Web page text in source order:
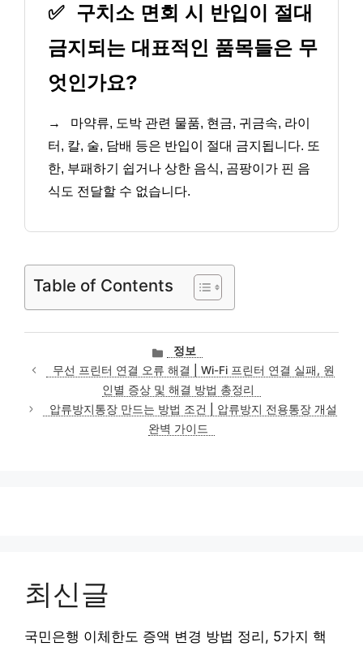
✅
구치소 면회 시 반입이 절대
금지되는 대표적인 품목들은 무
엇인가요?
→
마약류, 도박 관련 물품, 현금, 귀금속, 라이
터, 칼, 술, 담배 등은 반입이 절대 금지됩니다. 또
한, 부패하기 쉽거나 상한 음식, 곰팡이가 핀 음
식도 전달할 수 없습니다.
Table of Contents
카
테
고
리
정보
무선 프린터 연결 오류 해결 | Wi-Fi 프린터 연결 실패, 원
인별 증상 및 해결 방법 총정리
압류방지통장 만드는 방법 조건 | 압류방지 전용통장 개설
완벽 가이드
최신글
국민은행 이체한도 증액 변경 방법 정리, 5가지 핵